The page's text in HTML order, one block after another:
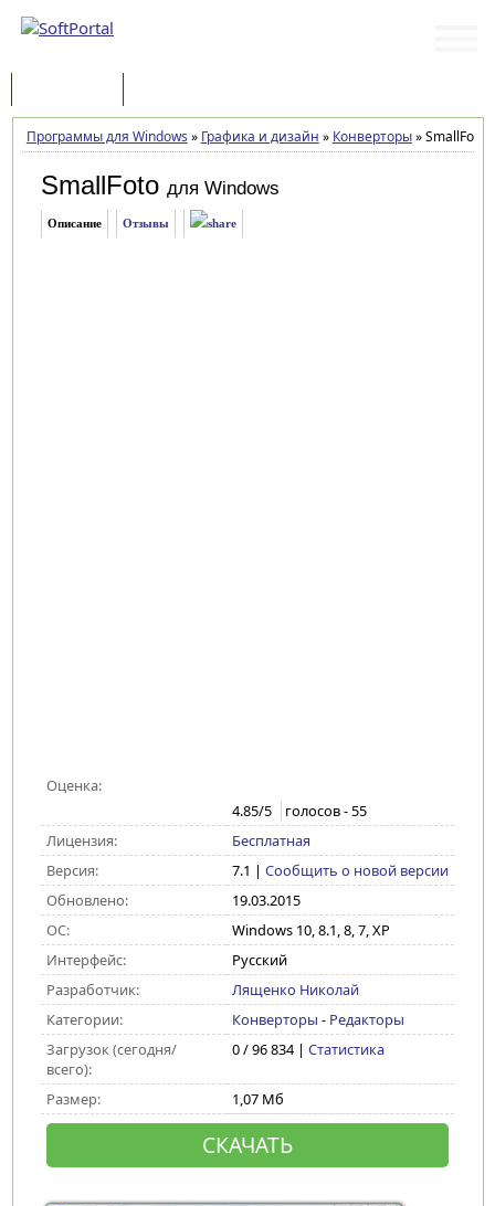
Программы для Windows » Графика и дизайн » Конверторы»SmallFoto
SmallFoto для Windows
Описание Отзывы
Оценка:
4.85/5 голосов -55
Лицензия:
Бесплатная
Версия:
7.1 | Сообщить о новой версии
Обновлено:
19.03.2015
ОС:
Windows 10, 8.1, 8, 7, XP
Интерфейс:
Русский
Разработчик:
Лященко Николай
Категории:
Конверторы - Редакторы
Загрузок (сегодня/
всего):
0 / 96 834 | Статистика
Размер: 1,07 Мб
СКАЧАТЬ